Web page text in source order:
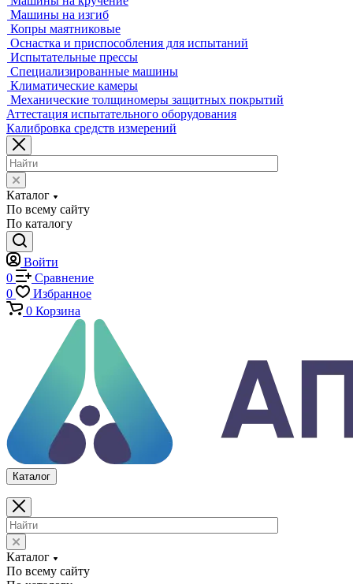
Мультисенсорные и видеоизмерительные машины
Оптические измерительные машины
Приборы для измерения профиля и формы
Промышленные томографы
Фрезерные станки с ЧПУ
Разрушающий контроль
Универсальные гидравлические разрывные машины
Универсальные электромеханические разрывные машины
Машины для испытаний на усталость
Машины для испытания пружин
Экстензометры (Измерители деформации)
Системы температурных испытаний
Машины на кручение
Машины на изгиб
Копры маятниковые
Оснастка и приспособления для испытаний
Испытательные прессы
Специализированные машины
Климатические камеры
Механические толщиномеры защитных покрытий
Аттестация испытательного оборудования
Калибровка средств измерений
Каталог
По всему сайту
По каталогу
Войти
0
Сравнение
0
Избранное